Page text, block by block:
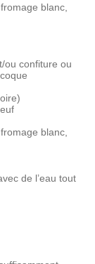
blanc,
ou confiture ou
blanc,
de l’eau tout